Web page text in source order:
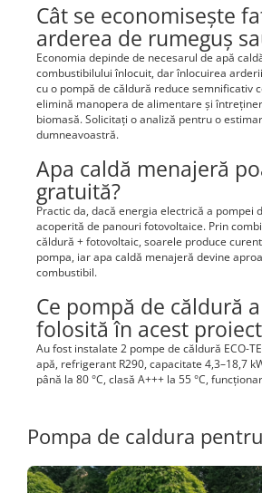
Cât se economisește
arderea de rumeguș
Economia depinde de necesarul de apă
combustibilului înlocuit, dar înlocuirea
cu o pompă de căldură reduce semnificativ
elimină manopera de alimentare și
biomasă. Solicitați o analiză pentru o
dumneavoastră.
Apa caldă menajeră
gratuită?
Practic da, dacă energia electrică a pompei
acoperită de panouri fotovoltaice. Prin
căldură + fotovoltaic, soarele produce
pompa, iar apa caldă menajeră devine
combustibil.
Ce pompă de căldură
folosită în acest
Au fost instalate 2 pompe de căldură ECO-
apă, refrigerant R290, capacitate 4,3–18,7
până la 80 °C, clasă A+++ la 55 °C,
Pompa de caldura